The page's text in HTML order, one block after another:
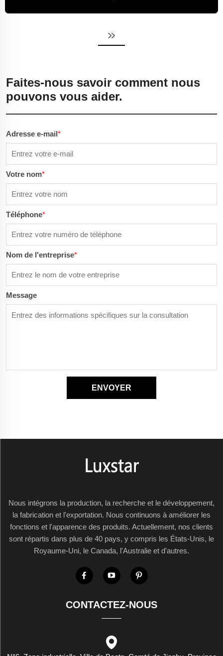
Faites-nous savoir comment nous
pouvons vous aider.
Adresse e-mail*
Votre nom*
Téléphone*
Nom de l'entreprise*
Message
ENVOYER
Nous intégrons la production, la recherche et le développement,
la fabrication et l'exportation. Nous continuons à améliorer les
fonctions et l'apparence des produits. Actuellement, nos clients
sont répartis dans plus de 40 pays, y compris les États-Unis, le
Royaume-Uni, le Canada, l'Australie et d'autres.
CONTACTEZ-NOUS